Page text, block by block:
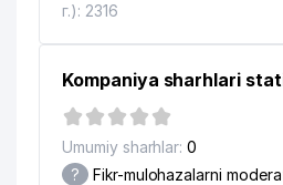
O'ZBEKISTON
ISHLAR VAZIRLIGI
TELEFONI
19 DOM KROVLI MChJ
г.): 2316
Kompaniya sharhlari
Umumiy sharhlar: 0
? Fikr-mulohazalarni